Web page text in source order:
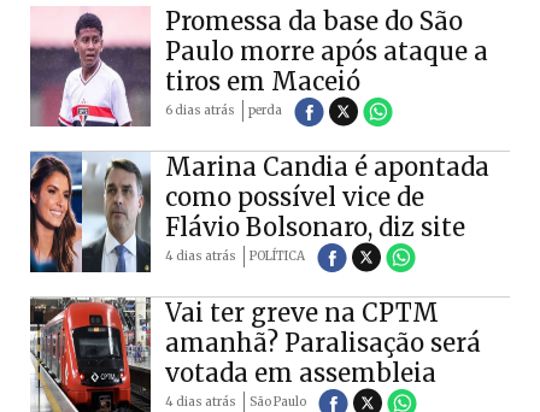
Promessa da base do São
Paulo morre após ataque a
tiros em Maceió
6 dias atrás perda
Marina Candia é apontada
como possível vice de
Flávio Bolsonaro, diz site
4 dias atrás POLÍTICA
Vai ter greve na CPTM
amanhã? Paralisação será
votada em assembleia
4 dias atrás São Paulo